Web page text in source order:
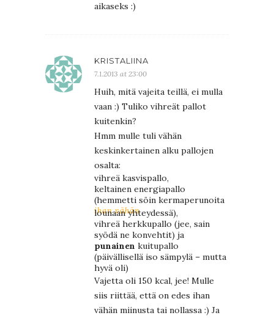
aikaseks :)
KRISTALIINA
7.1.2013 at 23:00
Huih, mitä vajeita teillä, ei mulla
vaan :) Tuliko vihreät pallot
kuitenkin?
Hmm mulle tuli vähän
keskinkertainen alku pallojen
osalta:
vihreä kasvispallo,
keltainen energiapallo
(hemmetti söin kermaperunoita
ihan vähän
lounaan yhteydessä),
vihreä herkkupallo (jee, sain
syödä ne konvehtit) ja
punainen kuitupallo
(päivällisellä iso sämpylä – mutta
hyvä oli)
Vajetta oli 150 kcal, jee! Mulle
siis riittää, että on edes ihan
vähän miinusta tai nollassa :) Ja